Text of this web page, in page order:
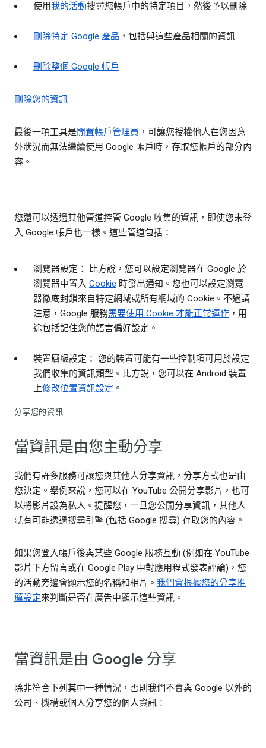
使用我的活動搜尋您帳戶中的特定項目，然後予以刪除
刪除特定 Google 產品 ，包括與這些產品相關的資訊
刪除整個 Google 帳戶
刪除您的資訊
最後一項工具是閒置帳戶管理員 ，可讓您授權他人在您因意
外狀況而無法繼續使用 Google 帳戶時，存取您帳戶的部分內
容。
您還可以透過其他管道控管 Google 收集的資訊，即使您未登
入 Google 帳戶也一樣。這些管道包括：
瀏覽器設定： 比方說，您可以設定瀏覽器在 Google 於
瀏覽器中置入 Cookie 時發出通知。您也可以設定瀏覽
器徹底封鎖來自特定網域或所有網域的 Cookie。不過請
注意，Google 服務需要使用 Cookie 才能正常運作 ，用
途包括記住您的語言偏好設定。
裝置層級設定： 您的裝置可能有一些控制項可用於設定
我們收集的資訊類型。比方說，您可以在 Android 裝置
上修改位置資訊設定 。
分享您的資訊
當資訊是由您主動分享
我們有許多服務可讓您與其他人分享資訊，分享方式也是由
您決定。舉例來說，您可以在 YouTube 公開分享影片，也可
以將影片設為私人。提醒您，一旦您公開分享資訊，其他人
就有可能透過搜尋引擎 (包括 Google 搜尋) 存取您的內容。
如果您登入帳戶後與某些 Google 服務互動 (例如在 YouTube
影片下方留言或在 Google Play 中對應用程式發表評論)，您
的活動旁邊會顯示您的名稱和相片。 我們會根據您的分享推
薦設定來判斷是否在廣告中顯示這些資訊。
當資訊是由 Google 分享
除非符合下列其中一種情況，否則我們不會與 Google 以外的
公司、機構或個人分享您的個人資訊：